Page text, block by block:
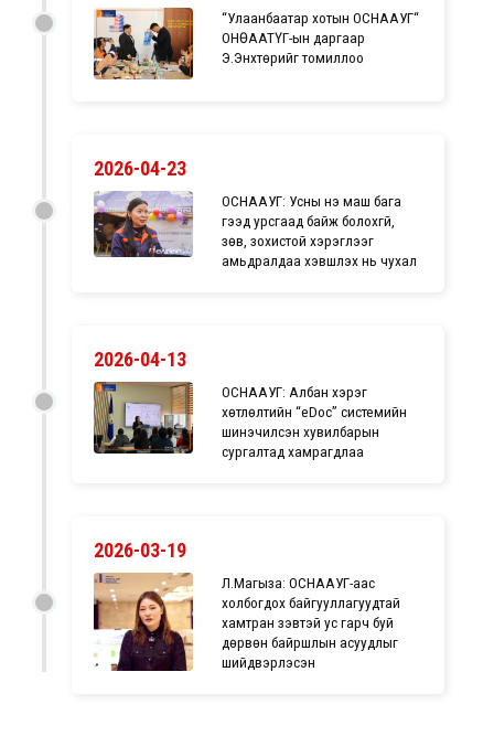
“Улаанбаатар хотын ОСНААУГ“
ОНӨААТҮГ-ын даргаар
Э.Энхтөрийг томиллоо
2026-04-23
ОСНААУГ: Усны үнэ маш бага
гээд урсгаад байж болохгүй,
зөв, зохистой хэрэглээг
амьдралдаа хэвшүүлэх нь чухал
2026-04-13
ОСНААУГ: Албан хэрэг
хөтлөлтийн “eDoc” системийн
шинэчилсэн хувилбарын
сургалтад хамрагдлаа
2026-03-19
Л.Магыза: ОСНААУГ-аас
холбогдох байгууллагуудтай
хамтран зэвтэй ус гарч буй
дөрвөн байршлын асуудлыг
шийдвэрлэсэн